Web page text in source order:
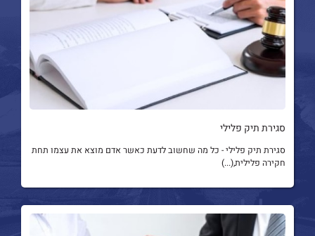
סגירת תיק פלילי
סגירת תיק פלילי - כל מה שחשוב לדעת כאשר אדם מוצא את עצמו תחת
חקירה פלילית,(...)